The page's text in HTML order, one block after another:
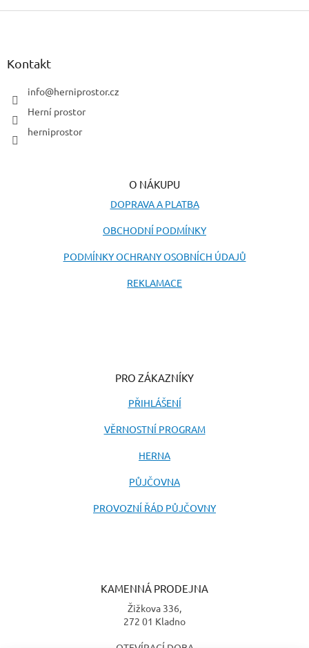
Kontakt
info@herniprostor.cz
Herní prostor
herniprostor
O NÁKUPU
DOPRAVA A PLATBA
OBCHODNÍ PODMÍNKY
PODMÍNKY OCHRANY OSOBNÍCH ÚDAJŮ
REKLAMACE
PRO ZÁKAZNÍKY
PŘIHLÁŠENÍ
VĚRNOSTNÍ PROGRAM
HERNA
PŮJČOVNA
PROVOZNÍ ŘÁD PŮJČOVNY
KAMENNÁ PRODEJNA
Žižkova 336,
272 01 Kladno